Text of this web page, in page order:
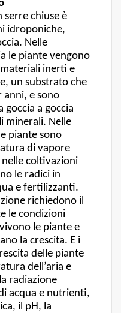
serre chiuse è
idroponiche,
Nelle
le piante vengono
inerti e
un substrato che
anni, e sono
goccia a goccia
minerali. Nelle
piante sono
di vapore
coltivazioni
le radici in
e fertilizzanti.
richiedono il
le condizioni
le piante e
la crescita. E i
delle piante
dell’aria e
radiazione
acqua e nutrienti,
il pH, la